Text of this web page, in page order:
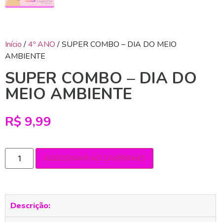
Início /4º ANO / SUPER COMBO – DIA DO MEIO
AMBIENTE
SUPER COMBO – DIA DO
MEIO AMBIENTE
R$ 9,99
ADICIONAR AO CARRINHO
Descrição: